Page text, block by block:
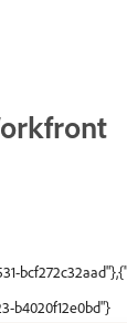
b4020f12e0bd"}